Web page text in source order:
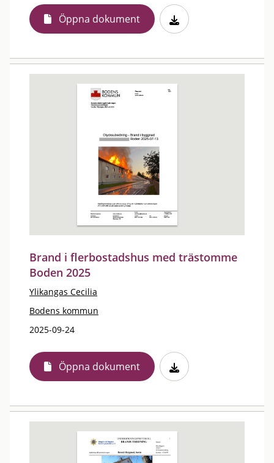
Öppna dokument
Brand i flerbostadshus med trästomme
Boden 2025
Ylikangas Cecilia
Bodens kommun
2025-09-24
Öppna dokument